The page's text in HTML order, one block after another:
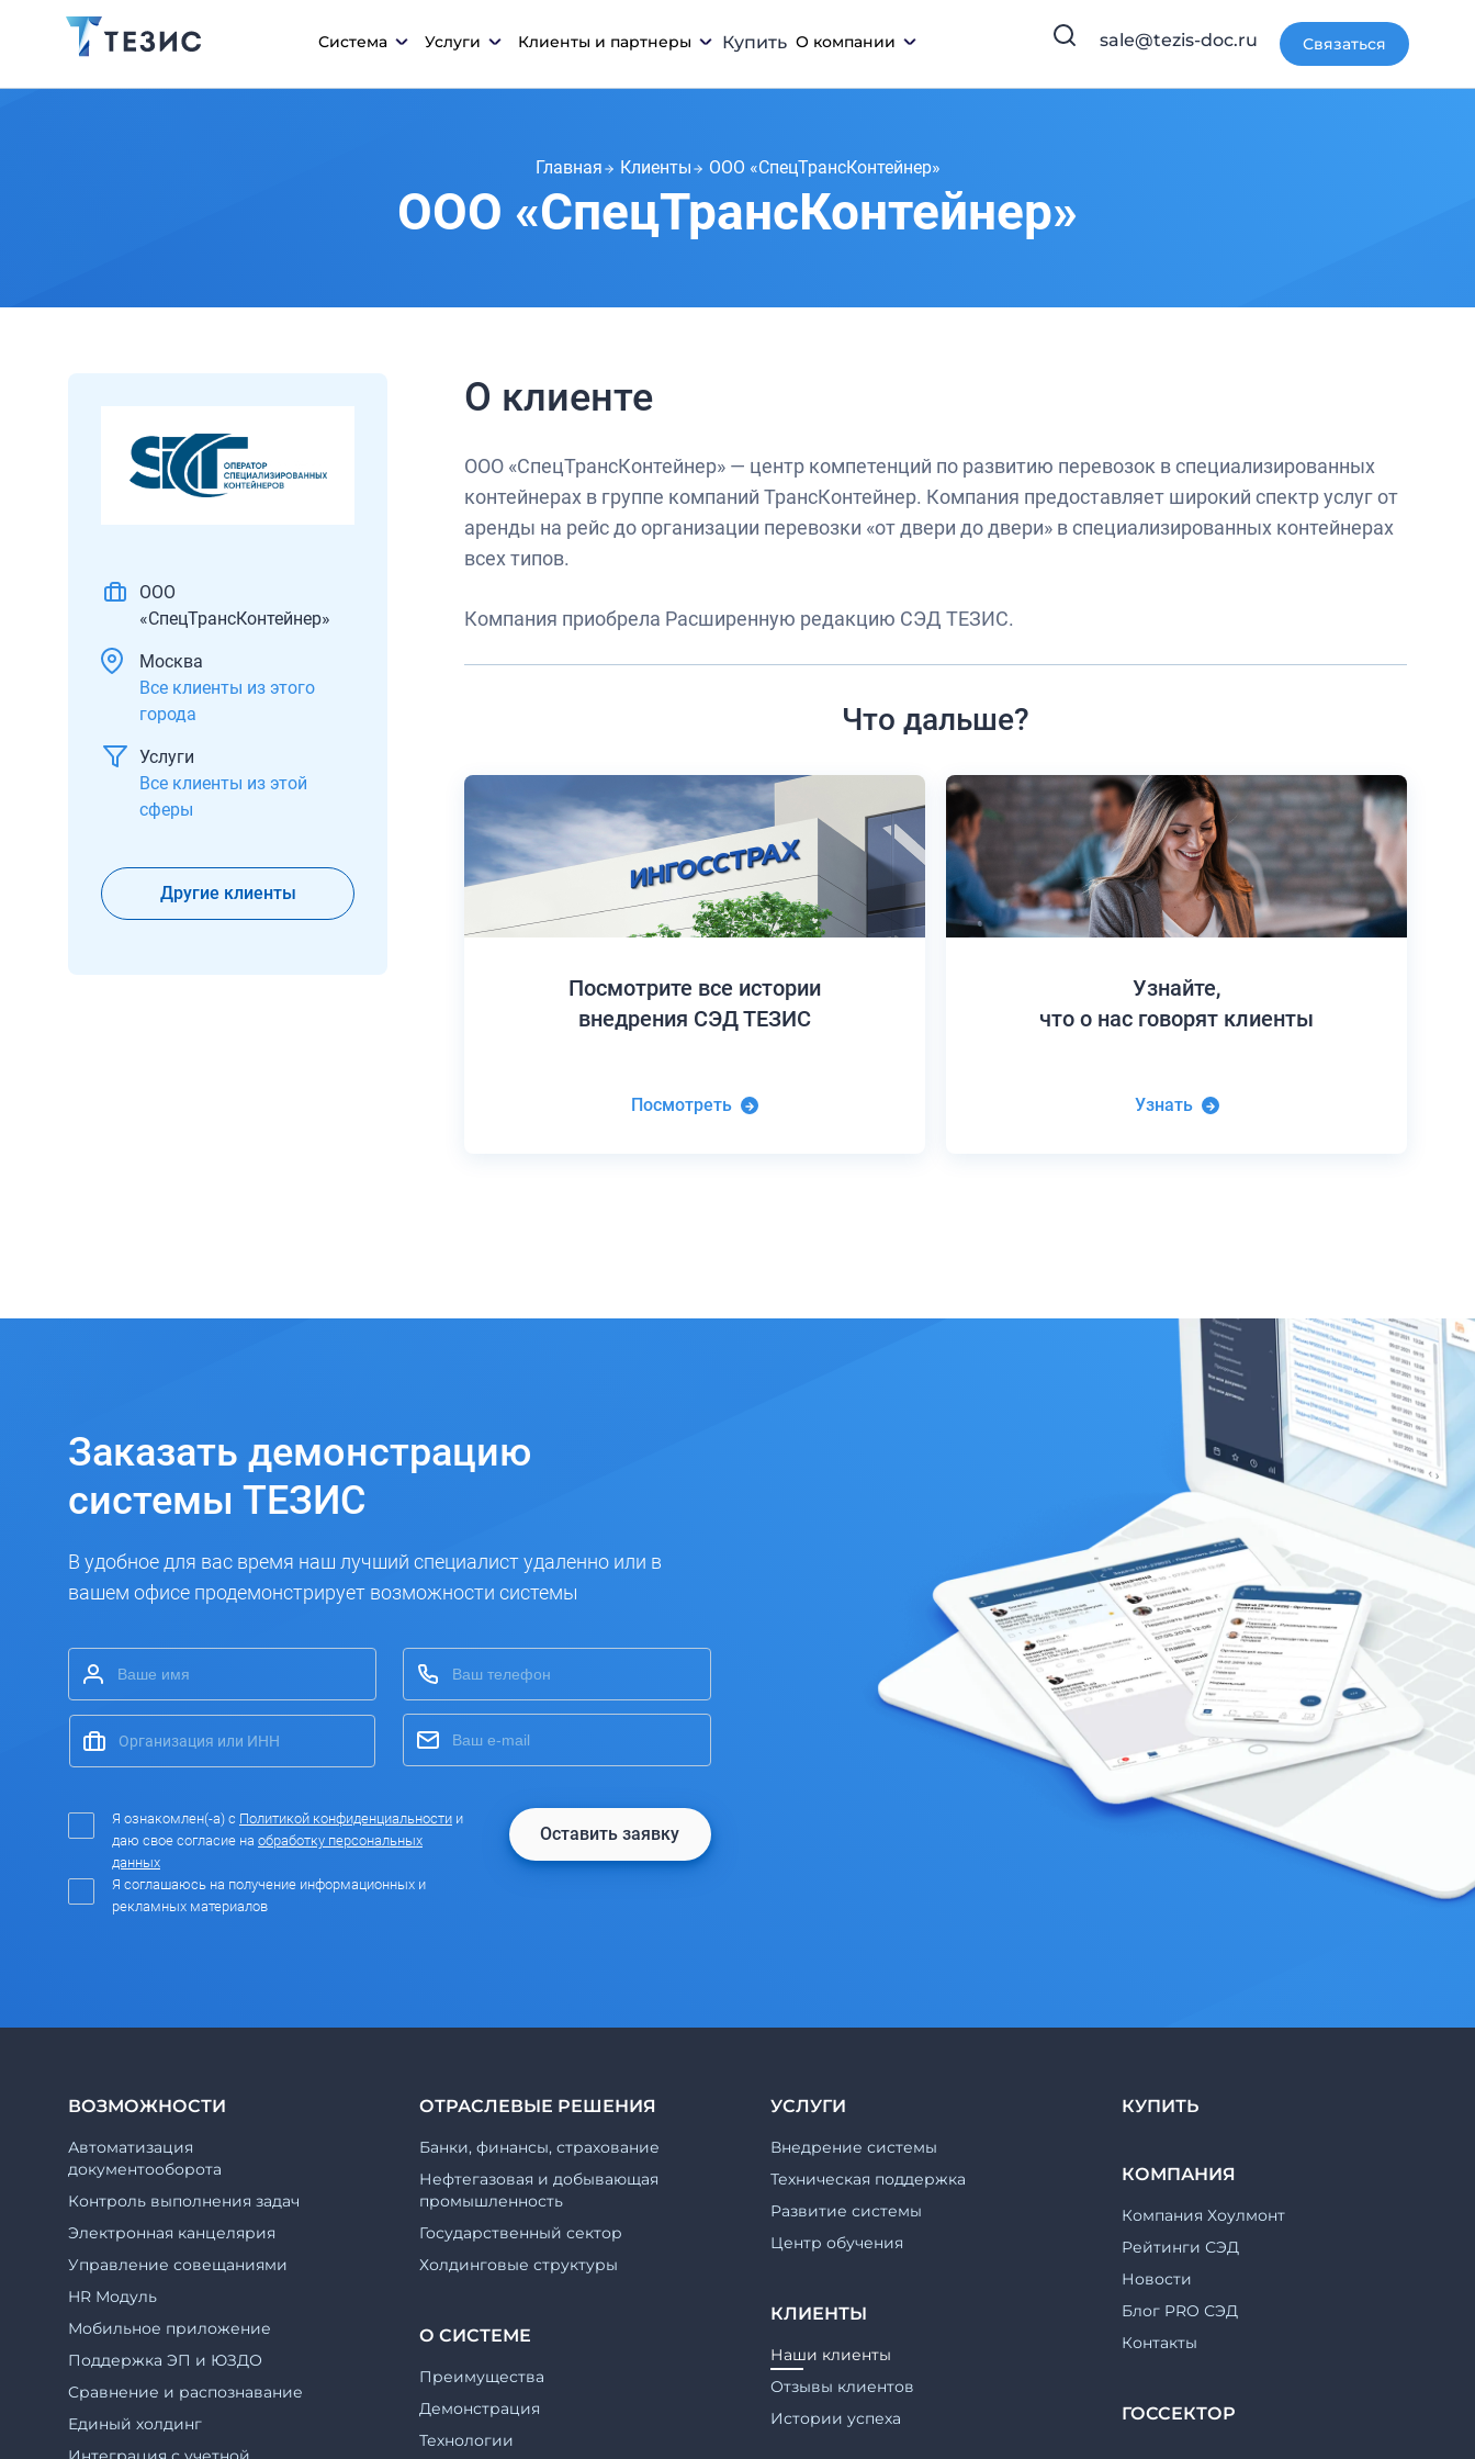
Система Услуги Клиенты и партнеры Купить О компании sale@tezis-doc.ru Связаться
Главная Клиенты ООО «СпецТрансКонтейнер»
ООО «СпецТрансКонтейнер»
ООО
«СпецТрансКонтейнер»
Москва
Все клиенты из этого
города
Услуги
Все клиенты из этой
сферы
Другие клиенты
О клиенте
ООО «СпецТрансКонтейнер» — центр компетенций по развитию перевозок в специализированных
контейнерах в группе компаний ТрансКонтейнер. Компания предоставляет широкий спектр услуг от
аренды на рейс до организации перевозки «от двери до двери» в специализированных контейнерах
всех типов.
Компания приобрела Расширенную редакцию СЭД ТЕЗИС.
Что дальше?
Посмотрите все истории
внедрения СЭД ТЕЗИС
Посмотреть
Узнайте,
что о нас говорят клиенты
Узнать
Заказать демонстрацию
системы ТЕЗИС
В удобное для вас время наш лучший специалист удаленно или в
вашем офисе продемонстрирует возможности системы
Я ознакомлен(-а) с Политикой конфиденциальности и
даю свое согласие на обработку персональных
данных
Я соглашаюсь на получение информационных и
рекламных материалов
Оставить заявку
ВОЗМОЖНОСТИ
Автоматизация
документооборота
Контроль выполнения задач
Электронная канцелярия
Управление совещаниями
HR Модуль
Мобильное приложение
Поддержка ЭП и ЮЗДО
Cравнение и распознавание
Единый холдинг
ОТРАСЛЕВЫЕ РЕШЕНИЯ
Банки, финансы, страхование
Нефтегазовая и добывающая
промышленность
Государственный сектор
Холдинговые структуры
О СИСТЕМЕ
Преимущества
Демонстрация
Технологии
УСЛУГИ
Внедрение системы
Техническая поддержка
Развитие системы
Центр обучения
КЛИЕНТЫ
Наши клиенты
Отзывы клиентов
Истории успеха
КУПИТЬ
КОМПАНИЯ
Компания Хоулмонт
Рейтинги СЭД
Новости
Блог PRO СЭД
Контакты
ГОССЕКТОР